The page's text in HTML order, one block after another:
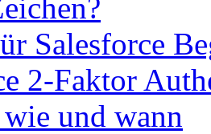
Salesforce
2-Faktor
und wann